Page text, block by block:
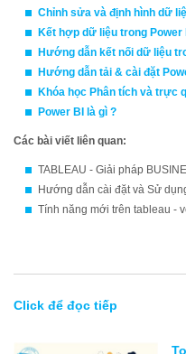
Chỉnh sửa và định hình dữ
Kết hợp dữ liệu trong Power
Hướng dẫn kết nối dữ liệu
Hướng dẫn tải & cài đặt
Khóa học Phân tích và trực
Power BI là gì ?
Các bài viết liên quan:
TABLEAU - Giải pháp
Hướng dẫn cài đặt và Sử
Tính năng mới trên tableau -
Click để đọc tiếp